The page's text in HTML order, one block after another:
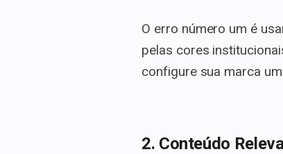
O erro número um é
pelas cores
configure sua marca
2. Conteúdo